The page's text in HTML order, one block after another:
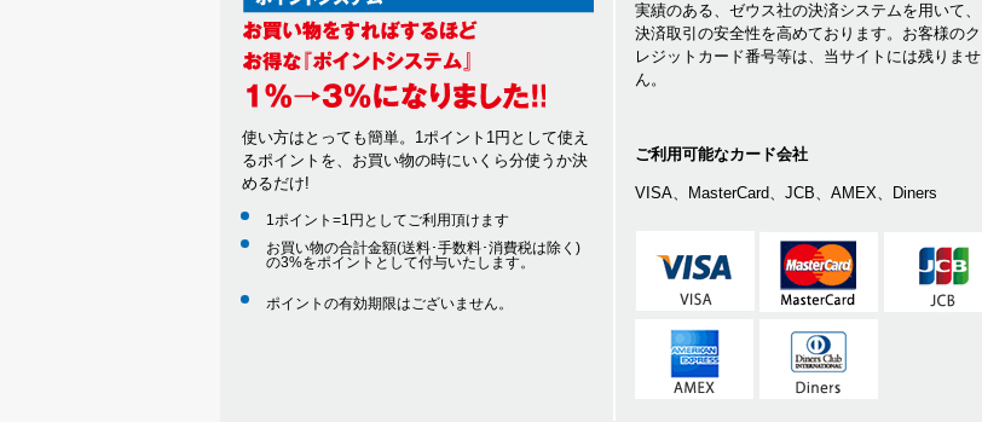
使い方はとっても簡単。1ポイント1円として使え
るポイントを、お買い物の時にいくら分使うか決
めるだけ!
1ポイント=1円としてご利用頂けます
お買い物の合計金額(送料･手数料･消費税は除く)
の3%をポイントとして付与いたします。
ポイントの有効期限はございません。
実績のある、ゼウス社の決済システムを用いて、
決済取引の安全性を高めております。お客様のク
レジットカード番号等は、当サイトには残りませ
ん。
ご利用可能なカード会社
VISA、MasterCard、JCB、AMEX、Diners